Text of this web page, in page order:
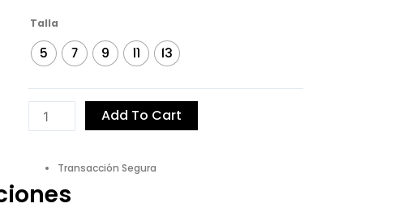
Talla
5 7 9 11 13
Pantalón
Frida
Modelo
Quantity
Add To Cart
Transacción Segura